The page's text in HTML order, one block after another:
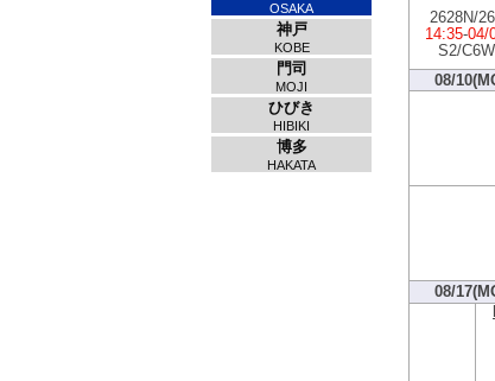
OSAKA
神戸
KOBE
門司
MOJI
ひびき
HIBIKI
博多
HAKATA
2628N/
14:35-04/
S2/
08/
08/